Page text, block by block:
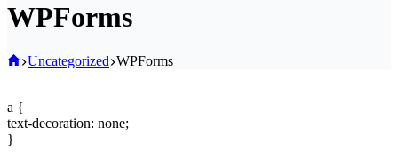
WPForms
Home
Uncategorized WPForms
a {
text-decoration: none;
}